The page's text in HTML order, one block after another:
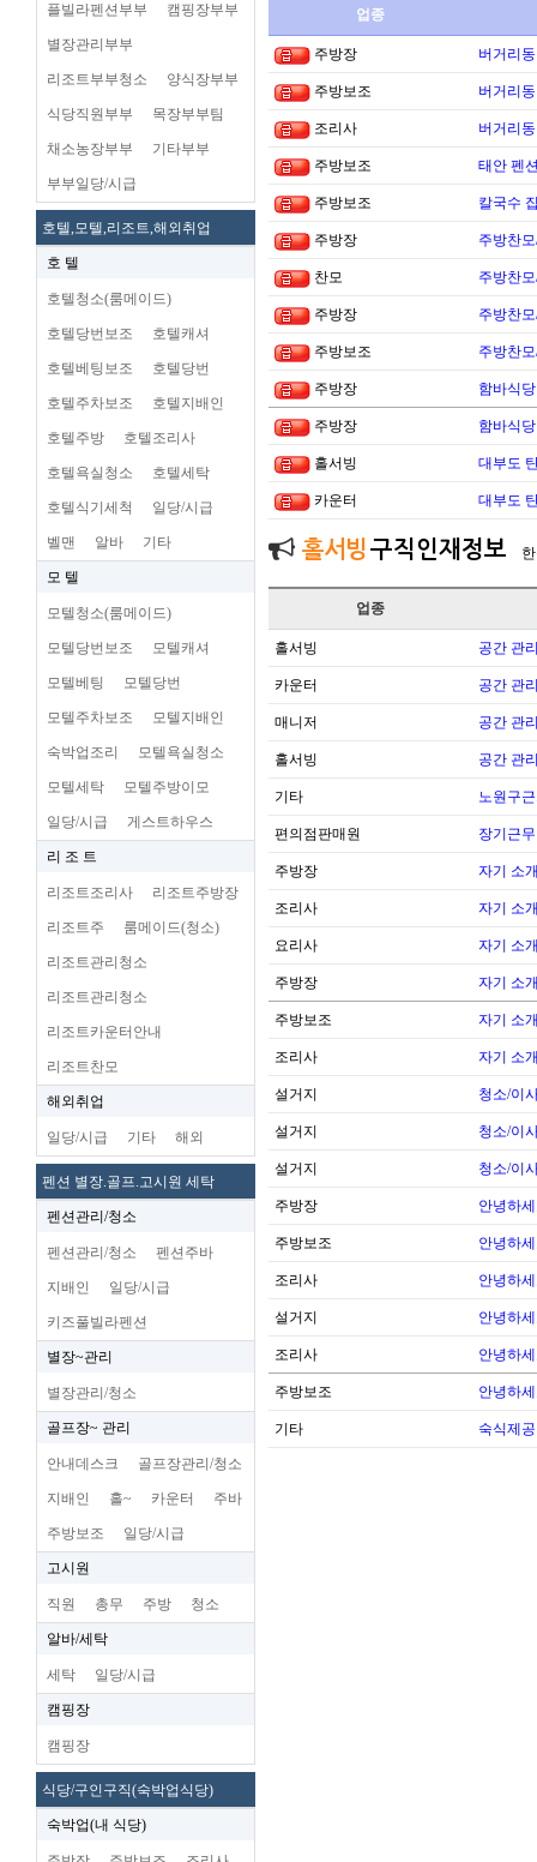
플빌라펜션부부 캠핑장부부
별장관리부부
리조트부부청소 양식장부부
식당직원부부 목장부부팀
채소농장부부 기타부부
부부일당/시급
호텔,모텔,리조트,해외취업
호 텔
호텔청소(룸메이드)
호텔당번보조 호텔캐셔
호텔베팅보조 호텔당번
호텔주차보조 호텔지배인
호텔주방 호텔조리사
호텔욕실청소 호텔세탁
호텔식기세척 일당/시급
벨맨 알바 기타
모 텔
모텔청소(룸메이드)
모텔당번보조 모텔캐셔
모텔베팅 모텔당번
모텔주차보조 모텔지배인
숙박업조리 모텔욕실청소
모텔세탁 모텔주방이모
일당/시급 게스트하우스
리 조 트
리조트조리사 리조트주방장
리조트주 룸메이드(청소)
리조트관리청소
리조트관리청소
리조트카운터안내
리조트찬모
해외취업
일당/시급 기타 해외
펜션 별장.골프.고시원 세탁
펜션관리/청소
펜션관리/청소 펜션주바
지배인 일당/시급
키즈풀빌라펜션
별장~관리
별장관리/청소
골프장~ 관리
안내데스크 골프장관리/청소
지배인 홀~ 카운터 주바
주방보조 일당/시급
고시원
직원 총무 주방 청소
알바/세탁
세탁 일당/시급
캠핑장
캠핑장
식당/구인구직(숙박업식당)
숙박업(내 식당)
업종
주방장 버거리
주방보조 버거리
조리사 버거리
주방보조 태안 펜
주방보조 칼국수
주방장 주방찬
찬모 주방찬
주방장 주방찬
주방보조 주방찬
주방장 함바식
주방장 함바식
홀서빙 대부도
카운터 대부도
홀서빙 구직인재정보
업종
홀서빙 공간 관
카운터 공간 관
매니저 공간 관
홀서빙 공간 관
기타 노원구
편의점판매원 장기근
주방장 자기 소
조리사 자기 소
요리사 자기 소
주방장 자기 소
주방보조 자기 소
조리사 자기 소
설거지 청소/이
설거지 청소/이
설거지 청소/이
주방장 안녕하
주방보조 안녕하
조리사 안녕하
설거지 안녕하
조리사 안녕하
주방보조 안녕하
기타 숙식제